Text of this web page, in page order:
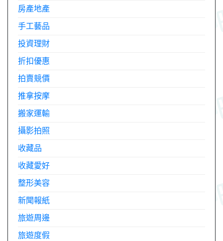
房產地產
手工藝品
投資理財
折扣優惠
拍賣競價
推拿按摩
搬家運輸
攝影拍照
收藏品
收藏愛好
整形美容
新聞報紙
旅遊周邊
旅遊度假